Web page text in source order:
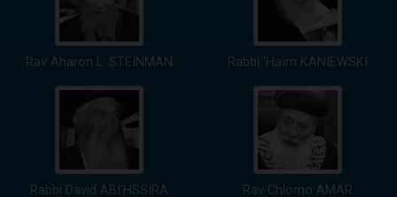
Rav Aharon L. STEINMAN Rabbi 'Haïm KANIEWSKI
Rabbi David ABI'HSSIRA Rav Chlomo AMAR